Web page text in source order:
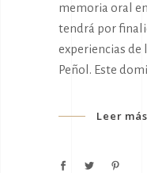
memoria oral
tendrá por
experiencias
Peñol. Este
Leer más